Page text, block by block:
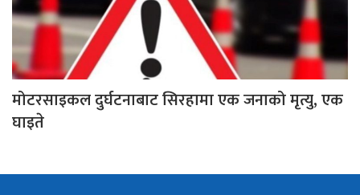
मोटरसाइकल दुर्घटनाबाट सिरहामा एक जनाको मृत्यु, एक
घाइते